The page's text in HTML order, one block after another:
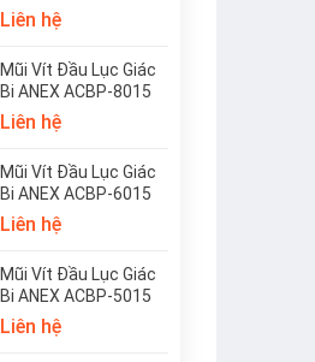
Liên hệ
Mũi Vít Đầu Lục Giác
Bi ANEX ACBP-8015
Liên hệ
Mũi Vít Đầu Lục Giác
Bi ANEX ACBP-6015
Liên hệ
Mũi Vít Đầu Lục Giác
Bi ANEX ACBP-5015
Liên hệ